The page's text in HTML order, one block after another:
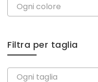
Ogni colore
Filtra per taglia
Ogni taglia